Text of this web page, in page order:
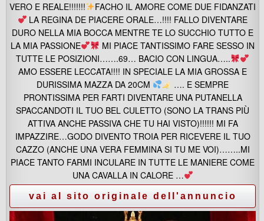
VERO E REALE!!!!!!!
FACHO IL AMORE COME DUE FIDANZATI
LA REGINA DE PIACERE ORALE…!!!! FALLO DIVENTARE
DURO NELLA MIA BOCCA MENTRE TE LO SUCCHIO TUTTO E
LA MIA PASSIONE
MI PIACE TANTISSIMO FARE SESSO IN
TUTTE LE POSIZIONI…….69… BACIO CON LINGUA…..
AMO ESSERE LECCATA!!!! IN SPECIALE LA MIA GROSSA E
DURISSIMA MAZZA DA 20CM
…. E SEMPRE
PRONTISSIMA PER FARTI DIVENTARE UNA PUTANELLA
SPACCANDOTI IL TUO BEL CULETTO (SONO LA TRANS PIÙ
ATTIVA ANCHE PASSIVA CHE TU HAI VISTO)!!!!!! MI FA
IMPAZZIRE…GODO DIVENTO TROIA PER RICEVERE IL TUO
CAZZO (ANCHE UNA VERA FEMMINA SI TU ME VOI)……..MI
PIACE TANTO FARMI INCULARE IN TUTTE LE MANIERE COME
UNA CAVALLA IN CALORE …